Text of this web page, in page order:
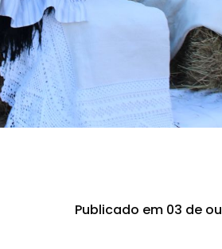
Publicado em 03 de